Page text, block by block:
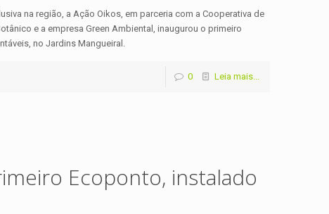
na região, a Ação Oikos, em parceria com a Cooperativa de
e a empresa Green Ambiental, inaugurou o primeiro
no Jardins Mangueiral.
0 Leia mais...
Ecoponto, instalado